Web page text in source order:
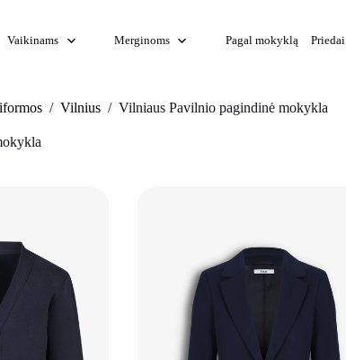
Vaikinams Merginoms Pagal mokyklą Priedai
/ Vilnius / Vilniaus Pavilnio pagindinė mokykla